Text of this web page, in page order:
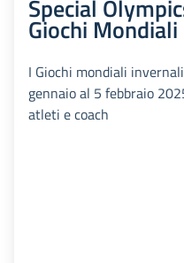
Special
Giochi
I Giochi mondiali
gennaio al 5 febbraio
atleti e coach